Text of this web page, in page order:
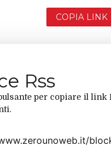
COPIA LINK
Rss
per copiare il link